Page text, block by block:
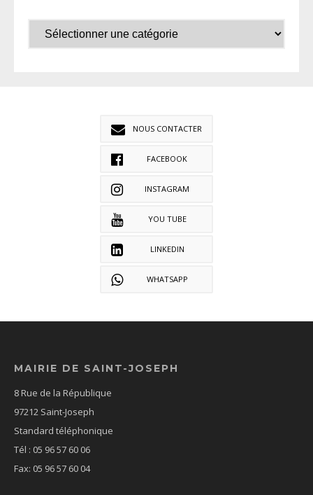
NOUS CONTACTER
FACEBOOK
INSTAGRAM
YOU TUBE
LINKEDIN
WHATSAPP
MAIRIE DE SAINT-JOSEPH
8 Rue de la République
97212 Saint-Joseph
Standard téléphonique
Tél : 05 96 57 60 06
Fax: 05 96 57 60 04